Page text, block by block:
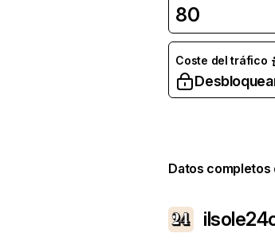
80
Coste del tráfico
Datos